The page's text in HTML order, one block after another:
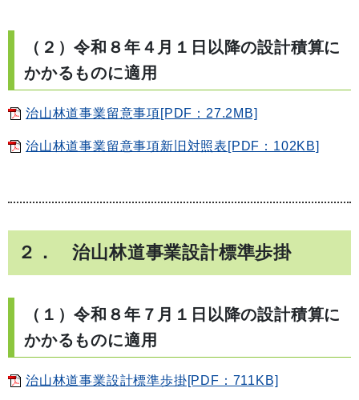
（２）令和８年４月１日以降の設計積算に
かかるものに適用
治山林道事業留意事項[PDF：27.2MB]
治山林道事業留意事項新旧対照表[PDF：102KB]
２．治山林道事業設計標準歩掛
（１）令和８年７月１日以降の設計積算に
かかるものに適用
治山林道事業設計標準歩掛[PDF：711KB]